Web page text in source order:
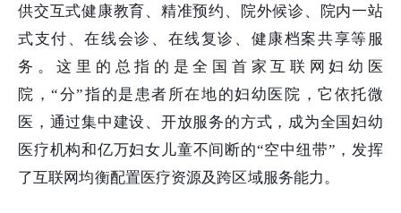
供交互式健康教育、精准预约、院外候诊、院内一站
式支付、在线会诊、在线复诊、健康档案共享等服
务。这里的总指的是全国首家互联网妇幼医
院，“分”指的是患者所在地的妇幼医院，它依托微
医，通过集中建设、开放服务的方式，成为全国妇幼
医疗机构和亿万妇女儿童不间断的“空中纽带”，发挥
了互联网均衡配置医疗资源及跨区域服务能力。